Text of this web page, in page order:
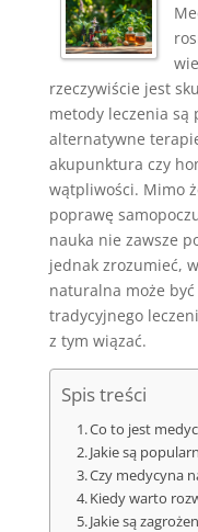
rzeczywiście jest
metody leczenia są
alternatywne
akupunktura czy
wątpliwości. Mimo
poprawę
nauka nie zawsze
jednak zrozumieć,
naturalna może
tradycyjnego
z tym wiązać.
Spis treści
Co to jest
Jakie są
Czy medycyna
Kiedy warto
Jakie są